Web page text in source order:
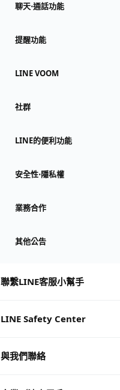
聊天⋅通話功能
提醒功能
LINE VOOM
社群
LINE的便利功能
安全性⋅隱私權
業務合作
其他公告
聯繫LINE客服小幫手
LINE Safety Center
與我們聯絡